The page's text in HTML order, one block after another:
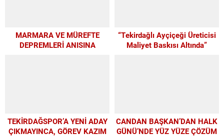
MARMARA VE MÜREFTE
DEPREMLERİ ANISINA
“Tekirdağlı Ayçiçeği Üreticisi
Maliyet Baskısı Altında”
TEKİRDAĞSPOR’A YENİ ADAY
ÇIKMAYINCA, GÖREV KAZIM
CANDAN BAŞKAN’DAN HALK
GÜNÜ’NDE YÜZ YÜZE ÇÖZÜM